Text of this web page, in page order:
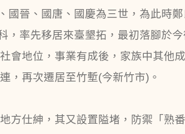
晉、國唐、國慶為三世，為此時
率先移居來臺墾拓，最初落腳於
會地位，事業有成後，家族中其他
，再次遷居至竹塹(今新竹市)。
方仕紳，其又設置隘堵，防禦「熟